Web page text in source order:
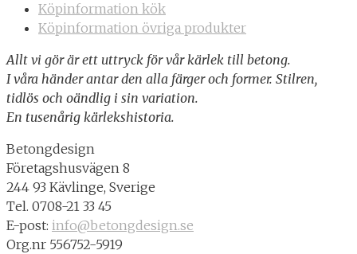
Köpinformation kök
Köpinformation övriga produkter
Allt vi gör är ett uttryck för vår kärlek till betong.
I våra händer antar den alla färger och former. Stilren,
tidlös och oändlig i sin variation.
En tusenårig kärlekshistoria.
Betongdesign
Företagshusvägen 8
244 93 Kävlinge, Sverige
Tel. 0708-21 33 45
E-post: info@betongdesign.se
Org.nr 556752-5919